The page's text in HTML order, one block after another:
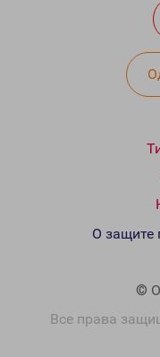
©
Все права
О защите